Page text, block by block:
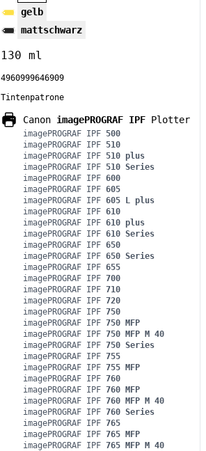
gelb
mattschwarz
130 ml
4960999646909
Tintenpatrone
Canon imagePROGRAF IPF Plotter
imagePROGRAF IPF 500
imagePROGRAF IPF 510
imagePROGRAF IPF 510 plus
imagePROGRAF IPF 510 Series
imagePROGRAF IPF 600
imagePROGRAF IPF 605
imagePROGRAF IPF 605 L plus
imagePROGRAF IPF 610
imagePROGRAF IPF 610 plus
imagePROGRAF IPF 610 Series
imagePROGRAF IPF 650
imagePROGRAF IPF 650 Series
imagePROGRAF IPF 655
imagePROGRAF IPF 700
imagePROGRAF IPF 710
imagePROGRAF IPF 720
imagePROGRAF IPF 750
imagePROGRAF IPF 750 MFP
imagePROGRAF IPF 750 MFP M 40
imagePROGRAF IPF 750 Series
imagePROGRAF IPF 755
imagePROGRAF IPF 755 MFP
imagePROGRAF IPF 760
imagePROGRAF IPF 760 MFP
imagePROGRAF IPF 760 MFP M 40
imagePROGRAF IPF 760 Series
imagePROGRAF IPF 765
imagePROGRAF IPF 765 MFP
imagePROGRAF IPF 765 MFP M 40